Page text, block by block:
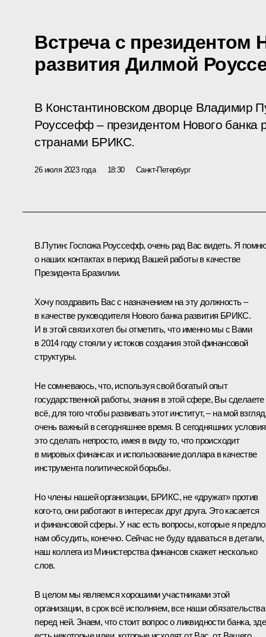
Встреча с президентом
развития Дилмой
В Константиновском дворце Владимир
Роуссефф – президентом Нового банка
странами БРИКС.
26 июля 2023 года 18:30 Санкт-Петербург
В.Путин: Госпожа Роуссефф, очень рад Вас видеть. Я
о наших контактах в период Вашей работы в качестве
Президента Бразилии.
Хочу поздравить Вас с назначением на эту должность –
в качестве руководителя Нового банка развития БРИКС.
И в этой связи хотел бы отметить, что именно мы с Вами
в 2014 году стояли у истоков создания этой финансовой
структуры.
Не сомневаюсь, что, используя свой богатый опыт
государственной работы, знания в этой сфере, Вы сделаете
всё, для того чтобы развивать этот институт, – на мой
очень важный в сегодняшнее время. В сегодняшних
это сделать непросто, имея в виду то, что происходит
в мировых финансах и использование доллара в качестве
инструмента политической борьбы.
Но члены нашей организации, БРИКС, не «дружат» против
кого-то, они работают в интересах друг друга. Это касается
и финансовой сферы. У нас есть вопросы, которые я
нам обсудить, конечно. Сейчас не буду вдаваться в детали,
наш коллега из Министерства финансов скажет несколько
слов.
В целом мы являемся хорошими участниками этой
организации, в срок всё исполняем, все наши обязательства
перед ней. Знаем, что стоит вопрос о ликвидности банка,